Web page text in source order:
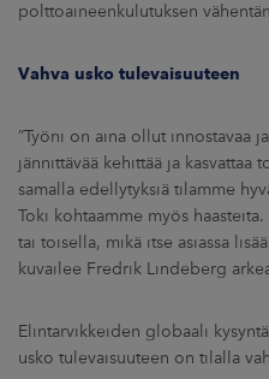
polttoaineenkulutuksen
Vahva usko tulevaisuuteen
”Työni on aina ollut innostavaa
jännittävää kehittää ja kasvattaa
samalla edellytyksiä tilamme
Toki kohtaamme myös
tai toisella, mikä itse asiassa
kuvailee Fredrik Lindeberg
Elintarvikkeiden globaali
usko tulevaisuuteen on tilalla